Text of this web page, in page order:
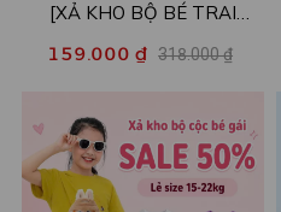
[XẢ KHO BỘ BÉ TRAI
nhiều mẫu - Quần áo bé trai
XB003
159.000 ₫ 318.000 ₫